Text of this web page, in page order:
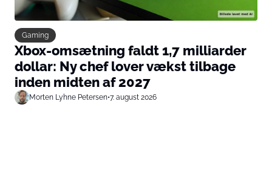
Gaming
Xbox-omsætning faldt 1,7 milliarder
dollar: Ny chef lover vækst tilbage
inden midten af 2027
Morten Lyhne Petersen•7. august 2026